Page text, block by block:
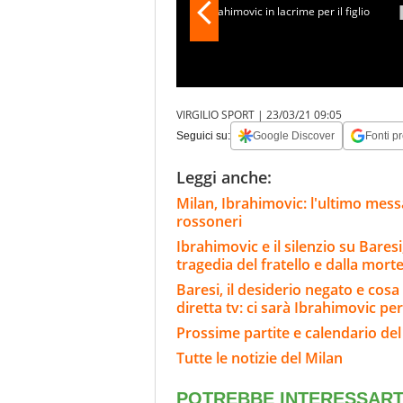
andato via. Ma ora va
VIRGILIO SPORT | 23/03/21 09:05
Seguici su: Google Discover Fonti
Leggi anche:
Milan, Ibrahimovic: l'ultimo
rossoneri
Ibrahimovic e il silenzio su
tragedia del fratello e dalla
Baresi, il desiderio negato e
diretta tv: ci sarà Ibrahimovic
Prossime partite e calendario
Tutte le notizie del Milan